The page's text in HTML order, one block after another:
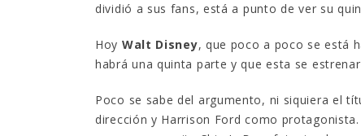
dividió a sus fans, está a punto de ver su
Hoy Walt Disney, que poco a poco se está
habrá una quinta parte y que esta se
Poco se sabe del argumento, ni siquiera el
dirección y Harrison Ford como